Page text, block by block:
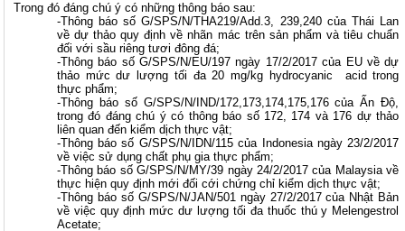
Trong đó đáng chú ý có những thông báo sau:
-Thông báo số G/SPS/N/THA219/Add.3, 239,240 của Thái Lan
về dự thảo quy định về nhãn mác trên sản phẩm và tiêu chuẩn
đối với sầu riêng tươi đông đá;
-Thông báo số G/SPS/N/EU/197 ngày 17/2/2017 của EU về dự
thảo mức dư lượng tối đa 20 mg/kg hydrocyanic acid trong
thực phẩm;
-Thông báo số G/SPS/N/IND/172,173,174,175,176 của Ấn Độ,
trong đó đáng chú ý có thông báo số 172, 174 và 176 dự thảo
liên quan đến kiểm dịch thực vật;
-Thông báo số G/SPS/N/IDN/115 của Indonesia ngày 23/2/2017
về việc sử dụng chất phụ gia thực phẩm;
-Thông báo số G/SPS/N/MY/39 ngày 24/2/2017 của Malaysia về
thực hiện quy định mới đối cới chứng chỉ kiểm dịch thực vật;
-Thông báo số G/SPS/N/JAN/501 ngày 27/2/2017 của Nhật Bản
về việc quy định mức dư lượng tối đa thuốc thú y Melengestrol
Acetate;